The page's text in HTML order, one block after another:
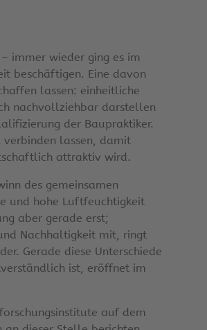
immer wieder ging es im
beschäftigen. Eine davon
lassen: einheitliche
nachvollziehbar darstellen
der Baupraktiker.
verbinden lassen, damit
attraktiv wird.
des gemeinsamen
und hohe Luftfeuchtigkeit
aber gerade erst;
Nachhaltigkeit mit, ringt
Gerade diese Unterschiede
ist, eröffnet im
auf dem